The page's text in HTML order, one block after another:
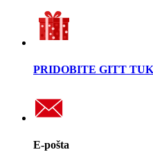
PRIDOBITE GITT
E-pošta